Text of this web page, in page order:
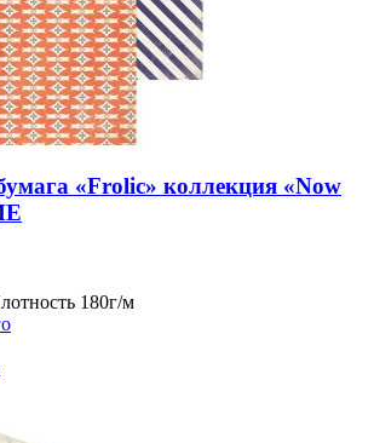
«Frolic» коллекция «Now
180г/м